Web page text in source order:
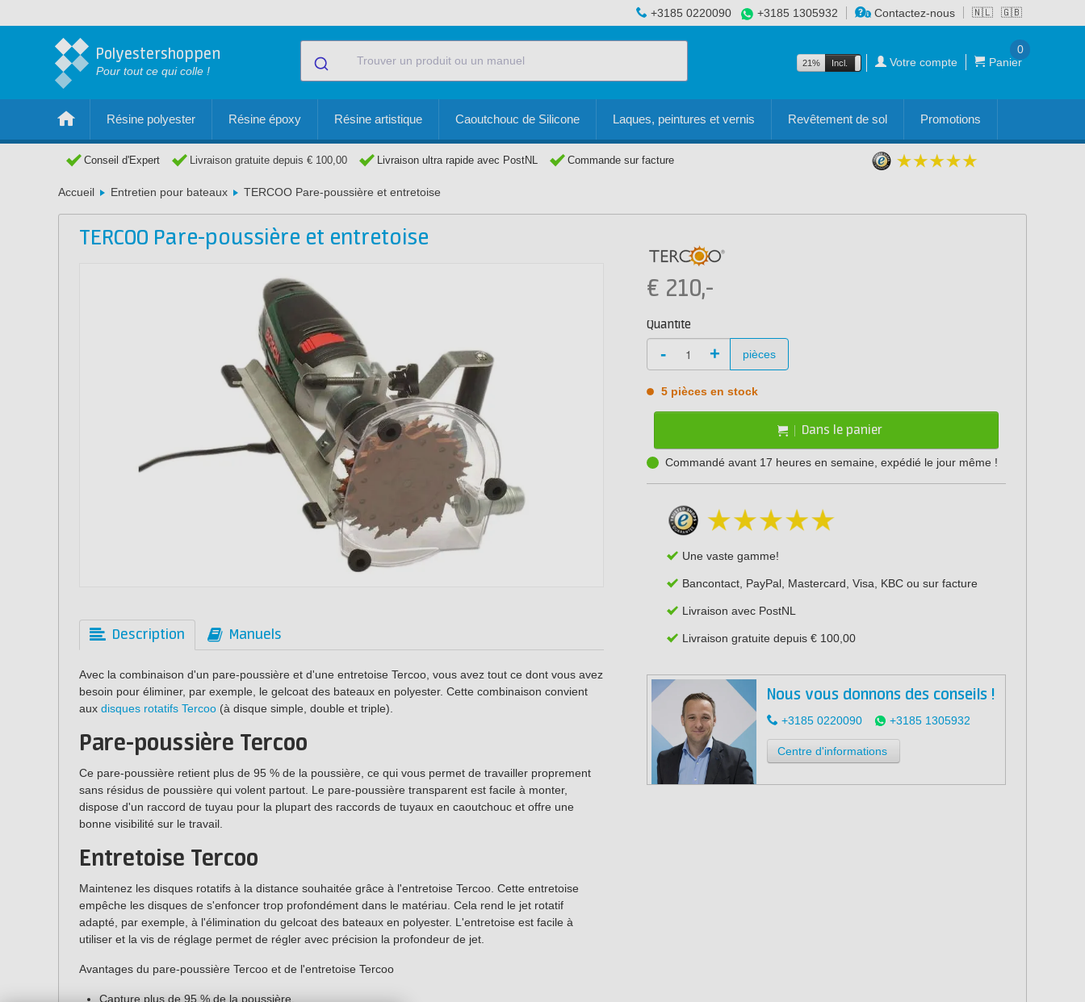
🇳🇱 🇬🇧
+3185 0220090 +3185 1305932 Contactez-nous
Polyestershoppen
Pour tout ce qui colle !
21% Incl. Excl. Votre compte Panier
0
Résine polyester Résine époxy Résine artistique Caoutchouc de Silicone Laques, peintures et vernis Revêtement de sol Promotions
Conseil d'Expert Livraison gratuite depuis € 100,00 Livraison ultra rapide avec PostNL Commande sur facture
Accueil Entretien pour bateaux TERCOO Pare-poussière et entretoise
TERCOO Pare-poussière et entretoise
Description Manuels
Avec la combinaison d'un pare-poussière et d'une entretoise Tercoo, vous avez tout ce dont vous avez
besoin pour éliminer, par exemple, le gelcoat des bateaux en polyester. Cette combinaison convient
aux disques rotatifs Tercoo (à disque simple, double et triple).
Pare-poussière Tercoo
Ce pare-poussière retient plus de 95 % de la poussière, ce qui vous permet de travailler proprement
sans résidus de poussière qui volent partout. Le pare-poussière transparent est facile à monter,
dispose d'un raccord de tuyau pour la plupart des raccords de tuyaux en caoutchouc et offre une
bonne visibilité sur le travail.
Entretoise Tercoo
Maintenez les disques rotatifs à la distance souhaitée grâce à l'entretoise Tercoo. Cette entretoise
empêche les disques de s'enfoncer trop profondément dans le matériau. Cela rend le jet rotatif
adapté, par exemple, à l'élimination du gelcoat des bateaux en polyester. L'entretoise est facile à
utiliser et la vis de réglage permet de régler avec précision la profondeur de jet.
Avantages du pare-poussière Tercoo et de l'entretoise Tercoo
Capture plus de 95 % de la poussière.
€ 210,-
Quantité
- + pièces
5 pièces en stock
Dans le panier
Commandé avant 17 heures en semaine, expédié le jour même !
Une vaste gamme!
Bancontact, PayPal, Mastercard, Visa, KBC ou sur facture
Livraison avec PostNL
Livraison gratuite depuis € 100,00
Nous vous donnons des conseils !
+3185 0220090 +3185 1305932
Centre d'informations